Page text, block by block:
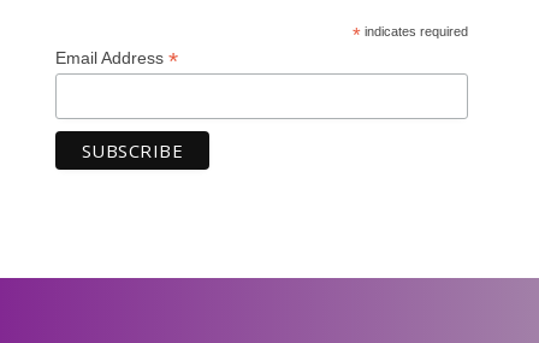
*indicates required
Email Address *